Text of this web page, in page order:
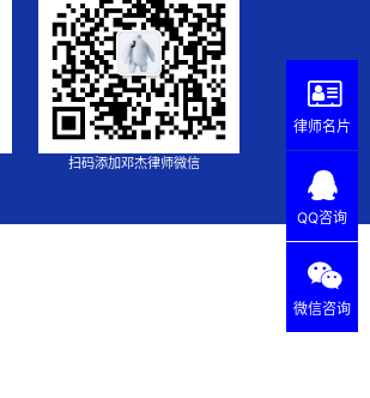
扫码添加邓杰律师微信
律师名片
QQ咨询
微信咨询